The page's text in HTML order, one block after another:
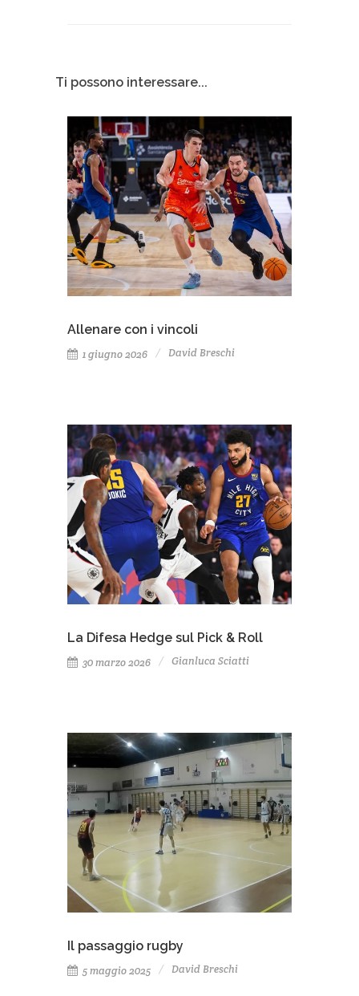
Ti possono interessare...
Allenare con i vincoli
1 giugno 2026 David Breschi
La Difesa Hedge sul Pick & Roll
30 marzo 2026 Gianluca Sciatti
Il passaggio rugby
5 maggio 2025 David Breschi